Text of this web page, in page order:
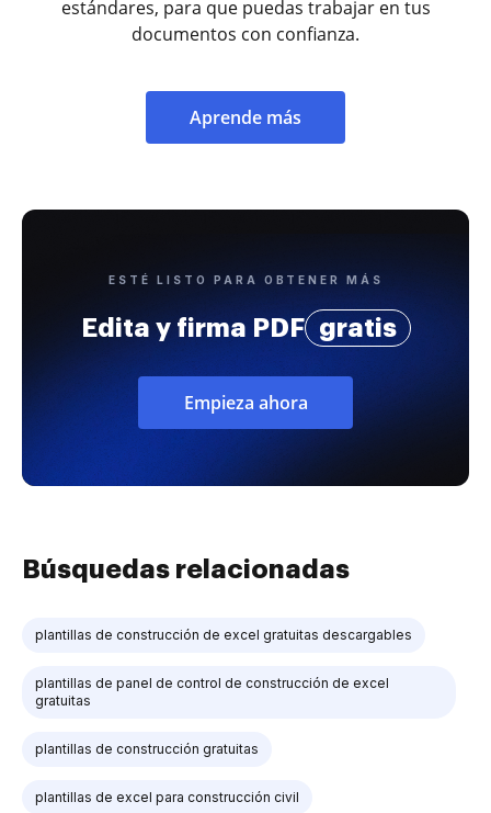
estándares, para que puedas trabajar en tus
documentos con confianza.
Aprende más
ESTÉ LISTO PARA OBTENER MÁS
Edita y firma PDF gratis
Empieza ahora
Búsquedas relacionadas
plantillas de construcción de excel gratuitas descargables
plantillas de panel de control de construcción de excel
gratuitas
plantillas de construcción gratuitas
plantillas de excel para construcción civil